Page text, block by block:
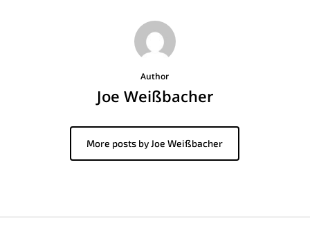
Author
Joe Weißbacher
More posts by Joe Weißbacher